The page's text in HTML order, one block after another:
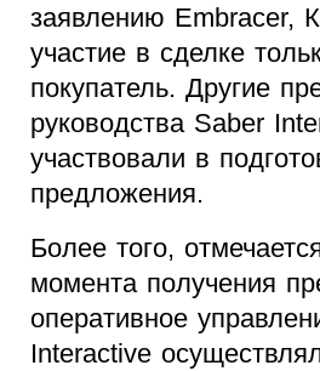
заявлению Embracer,
участие в сделке
покупатель. Другие
руководства Saber
участвовали в
предложения.
Более того,
момента получения
оперативное
Interactive